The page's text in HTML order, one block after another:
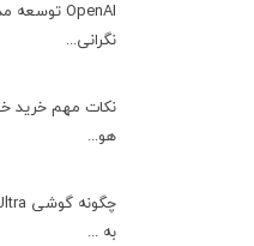
نگرانی...
نکات مهم خرید
هو...
به ...